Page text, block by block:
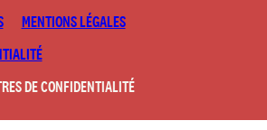
MENTIONS LÉGALES
DE CONFIDENTIALITÉ